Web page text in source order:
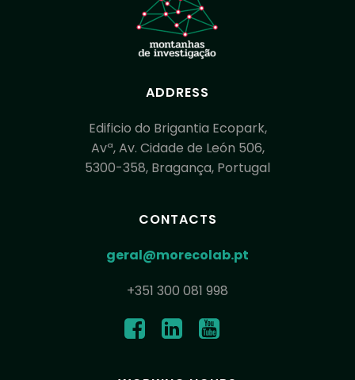
ADDRESS
Edificio do Brigantia Ecopark,
Avª, Av. Cidade de León 506,
5300-358, Bragança, Portugal
CONTACTS
geral@morecolab.pt
+351 300 081 998